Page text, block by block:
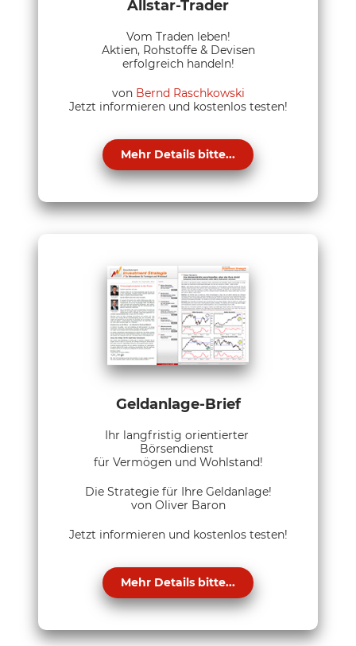
Allstar-Trader
Vom Traden leben!
Aktien, Rohstoffe & Devisen
erfolgreich handeln!
von Bernd Raschkowski
Jetzt informieren und kostenlos testen!
Mehr Details bitte...
Geldanlage-Brief
Ihr langfristig orientierter
Börsendienst
für Vermögen und Wohlstand!
Die Strategie für Ihre Geldanlage!
von Oliver Baron
Jetzt informieren und kostenlos testen!
Mehr Details bitte...